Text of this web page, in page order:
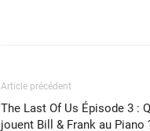
Article précédent
The Last Of Us Épisode 3 :
jouent Bill & Frank au Piano